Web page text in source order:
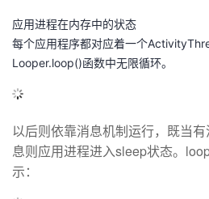
应用进程在内存中的状态
每个应用程序都对应着一个
Looper.loop()函数中无限循环。
以后则依靠消息机制运行，既当
息则应用进程进入sleep状态。
示：